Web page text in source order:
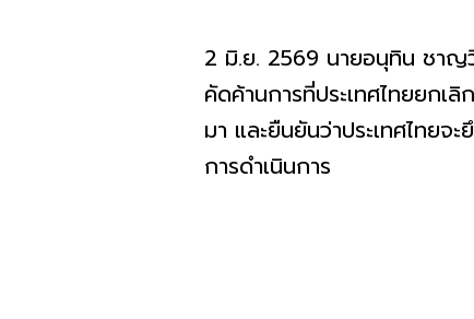
2 มิ.ย. 2569 นายอนุทิน ชาญ
คัดค้านการที่ประเทศไทยยกเ
มา และยืนยันว่าประเทศไทย
การดำเนินการ